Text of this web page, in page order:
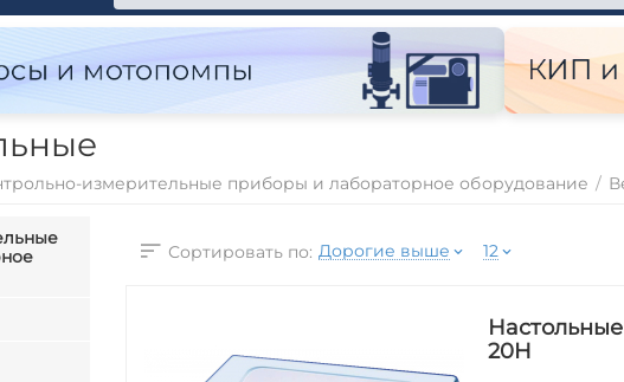
измерительные приборы и лабораторное оборудование /
Сортировать по: Дорогие выше 12
20H